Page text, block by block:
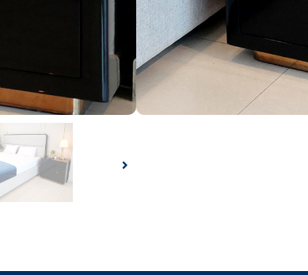
฿27,900.00
สอบถามเพิ่มเติมไ
a
h